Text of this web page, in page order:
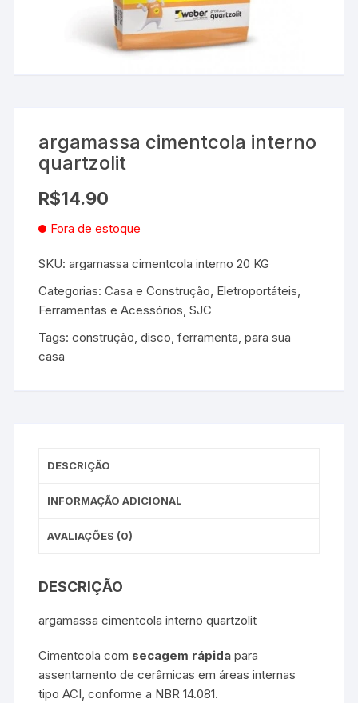
argamassa cimentcola interno
quartzolit
R$14.90
Fora de estoque
SKU:argamassa cimentcola interno 20 KG
Categorias:Casa e Construção, Eletroportáteis,
Ferramentas e Acessórios,SJC
Tags:construção,disco,ferramenta,para sua
casa
DESCRIÇÃO
INFORMAÇÃO ADICIONAL
AVALIAÇÕES (0)
DESCRIÇÃO
argamassa cimentcola interno quartzolit
Cimentcola com secagem rápida para
assentamento de cerâmicas em áreas internas
tipo ACI, conforme a NBR 14.081.